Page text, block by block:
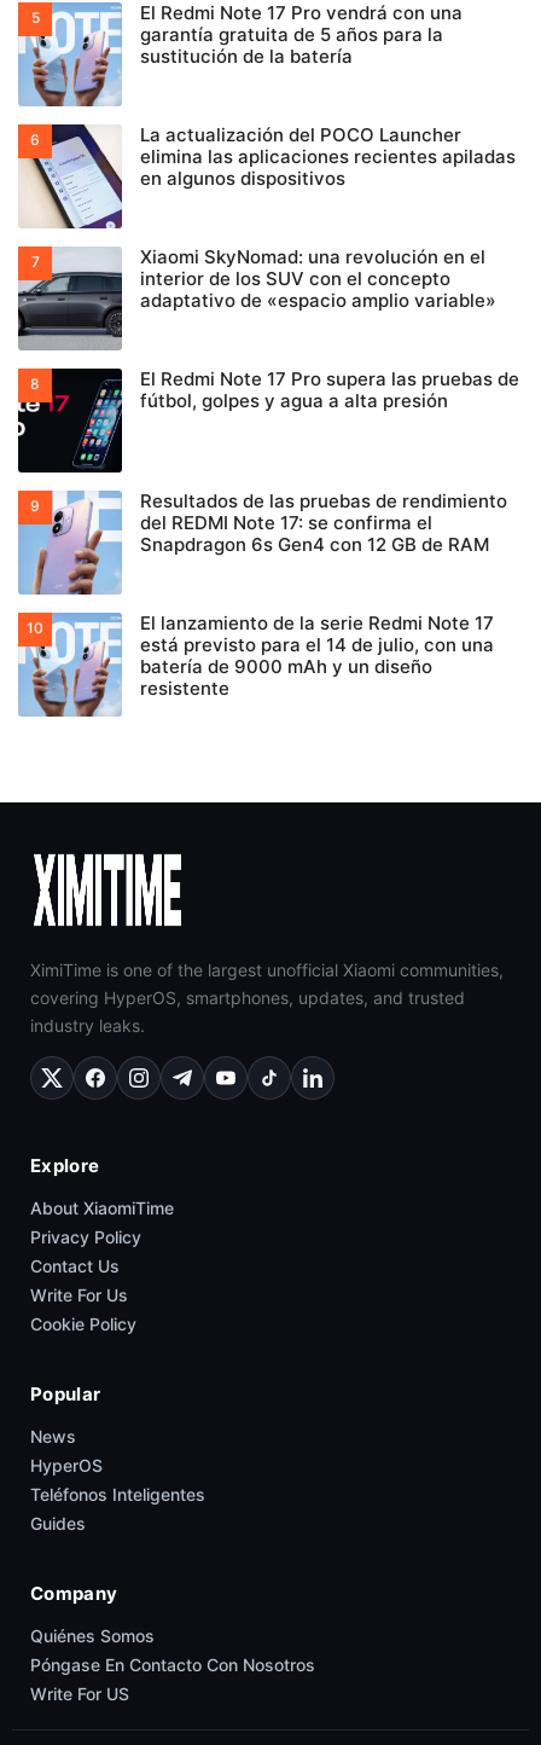
El Redmi Note 17 Pro vendrá con una
garantía gratuita de 5 años para la
sustitución de la batería
La actualización del POCO Launcher
elimina las aplicaciones recientes apiladas
en algunos dispositivos
Xiaomi SkyNomad: una revolución en el
interior de los SUV con el concepto
adaptativo de «espacio amplio variable»
El Redmi Note 17 Pro supera las pruebas de
fútbol, golpes y agua a alta presión
Resultados de las pruebas de rendimiento
del REDMI Note 17: se confirma el
Snapdragon 6s Gen4 con 12 GB de RAM
El lanzamiento de la serie Redmi Note 17
está previsto para el 14 de julio, con una
batería de 9000 mAh y un diseño
resistente
XimiTime is one of the largest unofficial Xiaomi communities,
covering HyperOS, smartphones, updates, and trusted
industry leaks.
Explore
About XiaomiTime
Privacy Policy
Contact Us
Write For Us
Cookie Policy
Popular
News
HyperOS
Teléfonos Inteligentes
Guides
Company
Quiénes Somos
Póngase En Contacto Con Nosotros
Write For US